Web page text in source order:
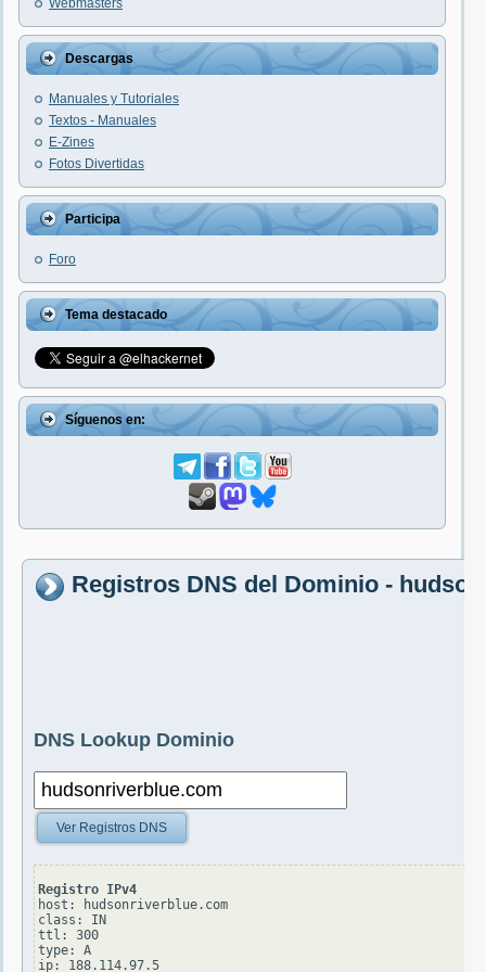
Webmasters
Descargas
Manuales y Tutoriales
Textos - Manuales
E-Zines
Fotos Divertidas
Participa
Foro
Tema destacado
Síguenos en:
Registros DNS del Dominio -
DNS Lookup Dominio
Ver Registros DNS
Registro IPv4
host: hudsonriverblue.com
class: IN
ttl: 300
type: A